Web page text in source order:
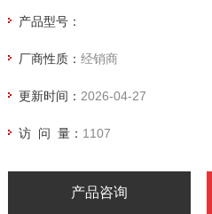
产品型号：
厂商性质： 经销商
更新时间： 2026-04-27
访 问 量： 1107
产品咨询